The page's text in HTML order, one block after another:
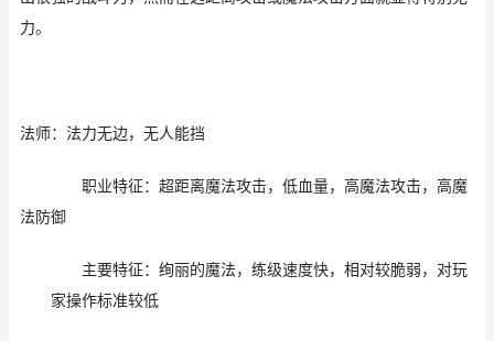
力。
法师：法力无边，无人能挡
职业特征：超距离魔法攻击，低血量，高魔法攻击，高魔
法防御
主要特征：绚丽的魔法，练级速度快，相对较脆弱，对玩
家操作标准较低